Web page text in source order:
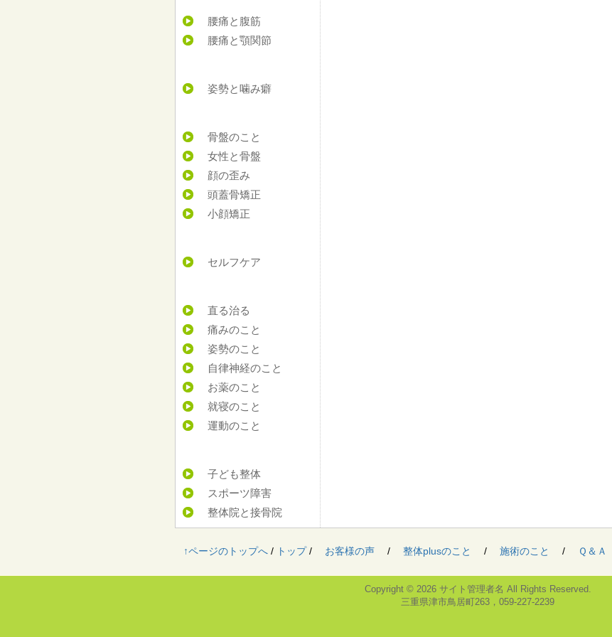
腰痛と腹筋
腰痛と顎関節
姿勢と噛み癖
骨盤のこと
女性と骨盤
顔の歪み
頭蓋骨矯正
小顔矯正
セルフケア
直る治る
痛みのこと
姿勢のこと
自律神経のこと
お薬のこと
就寝のこと
運動のこと
子ども整体
スポーツ障害
整体院と接骨院
↑ページのトップへ / トップ/ お客様の声 / 整体plusのこと / 施術のこと / Ｑ＆Ａ
Copyright © 2026 サイト管理者名 All Rights Reserved.
三重県津市鳥居町263，059-227-2239